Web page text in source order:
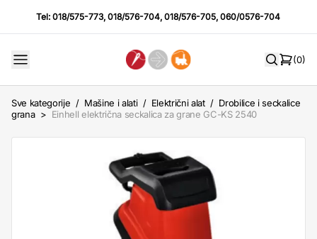
Tel:018/575-773,018/576-704,018/576-705,060/0576-704
(0)
Sve kategorije / Mašine i alati / Električni alat / Drobilice i seckalice
grana > Einhell električna seckalica za grane GC-KS 2540